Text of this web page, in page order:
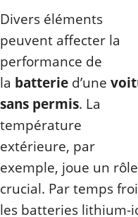
Divers éléments
peuvent affecter la
performance de
la batterie d’une
sans permis. La
température
extérieure, par
exemple, joue un rôle
crucial. Par temps
les batteries lithium-